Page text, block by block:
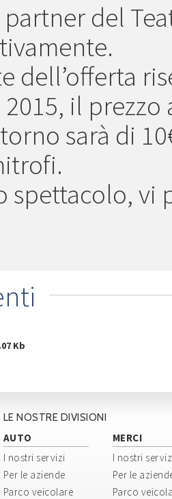
partner del
dell’offerta
il
sarà di
spettacolo, vi
Kb
LE NOSTRE DIVISIONI
AUTO
I nostri servizi
Per le aziende
Parco veicolare
MERCI
I nostri
Per le
Parco